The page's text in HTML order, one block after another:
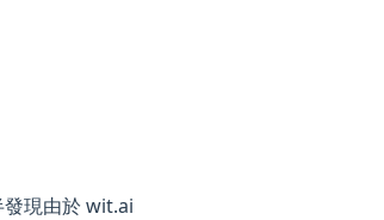
現由於 wit.ai